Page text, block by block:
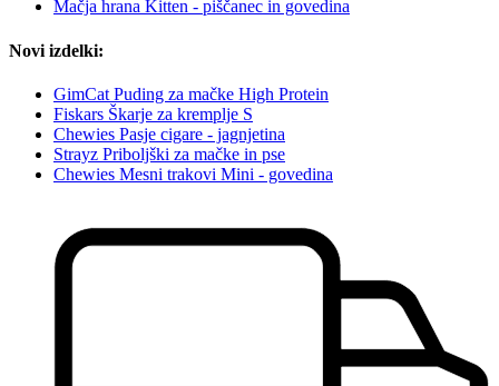
Mačja hrana Kitten - piščanec in govedina
Novi izdelki:
GimCat Puding za mačke High Protein
Fiskars Škarje za kremplje S
Chewies Pasje cigare - jagnjetina
Strayz Priboljški za mačke in pse
Chewies Mesni trakovi Mini - govedina